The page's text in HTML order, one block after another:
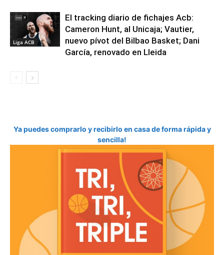
Liga ACB
El tracking diario de fichajes Acb:
Cameron Hunt, al Unicaja; Vautier,
nuevo pívot del Bilbao Basket; Dani
García, renovado en Lleida
Ya puedes comprarlo y recibirlo en casa de forma rápida y
sencilla!